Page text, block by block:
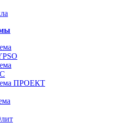
ПРОЕКТ